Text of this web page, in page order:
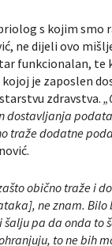
s kojim smo
ne dijeli ovo
funkcionalan, te
je zaposlen
zdravstva.„
dostavljanja
traže dodatne
obično traže i
ne znam. Bilo
pa da onda to
to ne bih